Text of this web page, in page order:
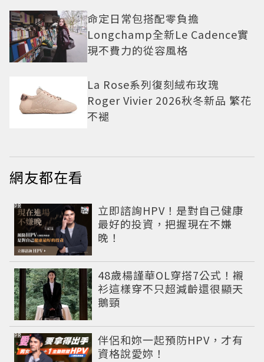
命定日常包搭配零負擔
Longchamp全新Le Cadence實
現不費力的從容風格
La Rose系列復刻絨布玫瑰
Roger Vivier 2026秋冬新品 繁花
不褪
網友都在看
立即諮詢HPV！是對自己健康
最好的投資，把握現在不嫌
晚！
PR
48歲楊謹華OL穿搭7公式！襯
衫這樣穿不只超減齡還很顯天
鵝頸
伴侶和妳一起預防HPV，才有
資格說愛妳！
PR